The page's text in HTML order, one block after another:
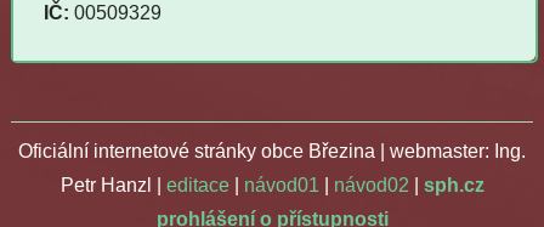
IČ: 00509329
Oficiální internetové stránky obce Březina | webmaster: Ing.
Petr Hanzl | editace| návod01 návod02
sph.cz
prohlášení o přístupnosti